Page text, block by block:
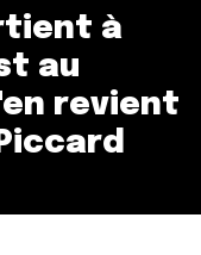
à
au
revient